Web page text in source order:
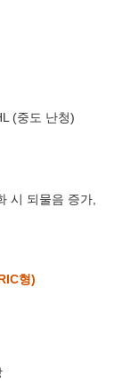
(중도 난청)
시 되물음 증가,
형)